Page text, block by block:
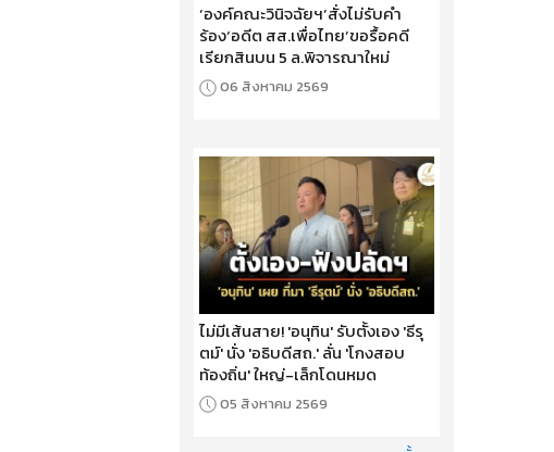
‘องค์คณะวินิจฉัยฯ’สั่งไม่รับคำ
ร้อง‘อดีต สส.เพื่อไทย’ขอรื้อคดี
เรียกสินบน 5 ล.พิจารณาใหม่
06 สิงหาคม 2569
ไม่มีเส้นสาย! 'อนุทิน' รับตั้งเอง 'ธีรุ
ตม์' นั่ง 'อธิบดีสถ.' ลั่น 'โกงสอบ
ท้องถิ่น' ใหญ่-เล็กโดนหมด
05 สิงหาคม 2569